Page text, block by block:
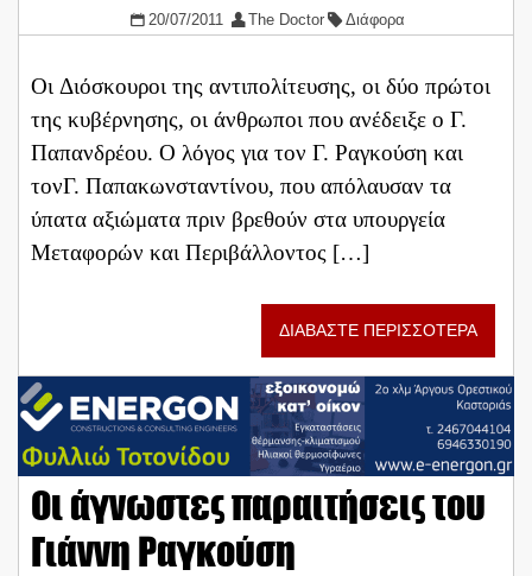
20/07/2011 The Doctor Διάφορα
Οι Διόσκουροι της αντιπολίτευσης, οι δύο πρώτοι
της κυβέρνησης, οι άνθρωποι που ανέδειξε ο Γ.
Παπανδρέου. Ο λόγος για τον Γ. Ραγκούση και
τονΓ. Παπακωνσταντίνου, που απόλαυσαν τα
ύπατα αξιώματα πριν βρεθούν στα υπουργεία
Μεταφορών και Περιβάλλοντος […]
ΔΙΑΒΑΣΤΕ ΠΕΡΙΣΣΟΤΕΡΑ
Οι άγνωστες παραιτήσεις του
Γιάννη Ραγκούση